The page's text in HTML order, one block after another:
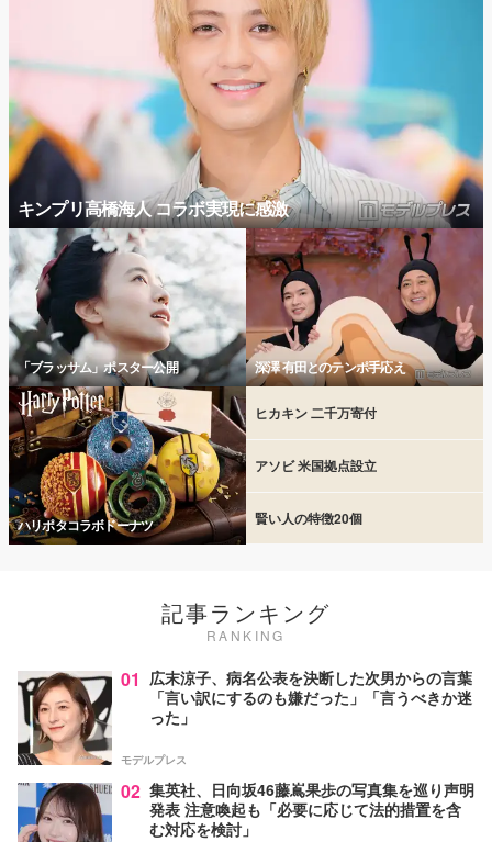
キンプリ高橋海人 コラボ実現に感激
「ブラッサム」ポスター公開 深澤 有田とのテンポ手応え
ハリポタコラボドーナツ
ヒカキン 二千万寄付
アソビ 米国拠点設立
賢い人の特徴20個
記事ランキング
RANKING
01 広末涼子、病名公表を決断した次男からの言葉
「言い訳にするのも嫌だった」「言うべきか迷
った」
モデルプレス
02 集英社、日向坂46藤嶌果歩の写真集を巡り声明
発表 注意喚起も「必要に応じて法的措置を含
む対応を検討」